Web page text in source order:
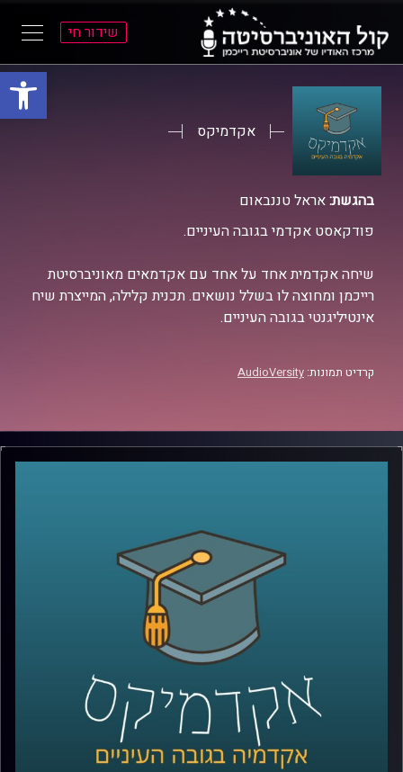
פתח
שידור חי
אקדמיקס
בהגשת:אראל טננבאום
פודקאסט אקדמי בגובה העיניים.
שיחה אקדמית אחד על אחד עם אקדמאים מאוניברסיטת
רייכמן ומחוצה לו בשלל נושאים. תכנית קלילה, המייצרת שיח
אינטיליגנטי בגובה העיניים.
קרדיט תמונות: AudioVersity